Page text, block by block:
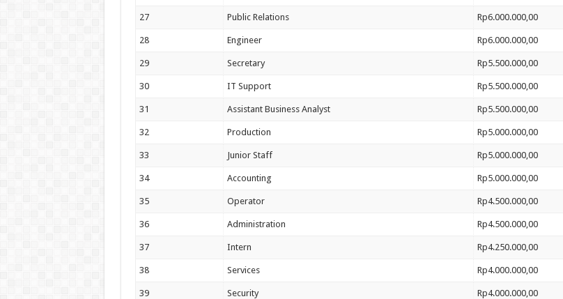
27 Public Relations Rp6.000.000,00
28 Engineer Rp6.000.000,00
29 Secretary Rp5.500.000,00
30 IT Support Rp5.500.000,00
31 Assistant Business Analyst Rp5.500.000,00
32 Production Rp5.000.000,00
33 Junior Staff Rp5.000.000,00
34 Accounting Rp5.000.000,00
35 Operator Rp4.500.000,00
36 Administration Rp4.500.000,00
37 Intern Rp4.250.000,00
38 Services Rp4.000.000,00
39 Security Rp4.000.000,00